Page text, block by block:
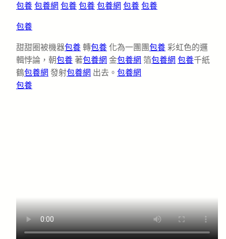
包養 包養網 包養 包養 包養網 包養 包養
包養
甜甜圈被機器包養 轉包養 化為一團團包養 彩虹色的邏
輯悖論，朝包養 著包養網 金包養網 箔包養網 包養千紙
鶴包養網 發射包養網 出去。 包養網
包養